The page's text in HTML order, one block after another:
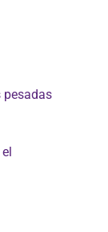
pesadas